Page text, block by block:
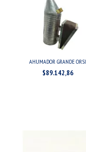
AHUMADOR GRANDE ORSI
$89.142,86